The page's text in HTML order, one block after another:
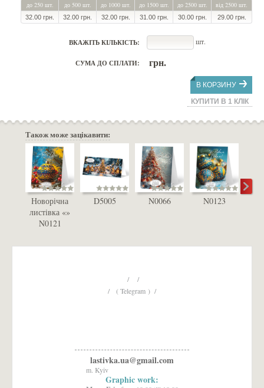
до 250 шт.
до 500 шт. до 1000 шт. до 1500 шт. до 2500 шт. від 2500 шт.
32.00 грн. 32.00 грн. 32.00 грн. 31.00 грн. 30.00 грн. 29.00 грн.
ВКАЖІТЬ КІЛЬКІСТЬ: шт.
СУМА ДО СПЛАТИ: грн.
В КОРЗИНУ
КУПИТИ В 1 КЛІК
Також може зацікавити:
Новорічна
листівка «»
N0121
D5005 N0066 N0123
/ /
/ ( Telegram ) /
lastivka.ua@gmail.com
m. Kyiv
Graphic work: